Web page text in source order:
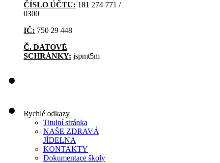
ČÍSLO ÚČTU: 181 274 771 /
0300
IČ: 750 29 448
Č. DATOVÉ
SCHRÁNKY: jspmt5m
Rychlé odkazy
Titulní stránka
NAŠE ZDRAVÁ
JÍDELNA
KONTAKTY
Dokumentace školy